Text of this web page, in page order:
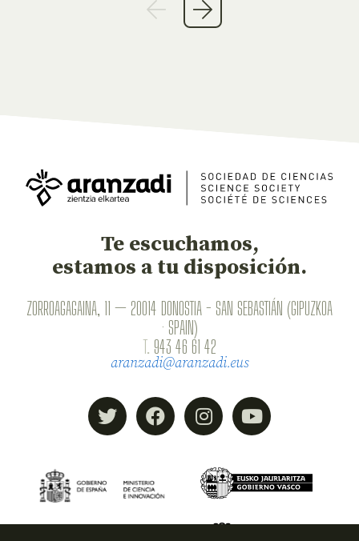
Te escuchamos,
estamos a tu disposición.
ZORROAGAGAINA, 11 — 20014 DONOSTIA - SAN SEBASTIÁN (GIPUZKOA
· SPAIN)
T. 943 46 61 42
aranzadi@aranzadi.eus